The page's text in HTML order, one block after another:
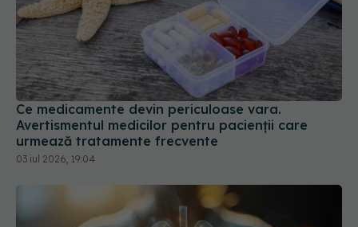
Ce medicamente devin periculoase vara.
Avertismentul medicilor pentru pacienții care
urmează tratamente frecvente
03 iul 2026, 19:04